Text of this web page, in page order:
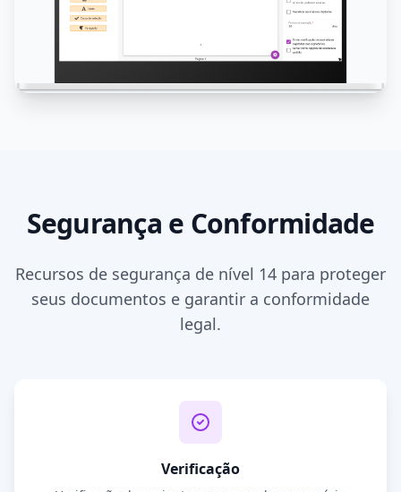
Segurança e Conformidade
Recursos de segurança de nível 14 para proteger
seus documentos e garantir a conformidade
legal.
Verificação